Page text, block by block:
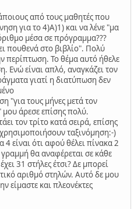
από τους μαθητές που
για το 4)Α)1) και να λένε "μα
μέσα σε πρόγραμμα???
πουθενά στο βιβλίο". Πολύ
περίπτωση. Το θέμα αυτό ήθελε
Ενώ είναι απλό, αναγκάζει τον
γιατί η διατύπωση δεν
"για τους μήνες μετά τον
μου άρεσε επίσης πολύ.
τον τρίτο κατά σειρά, επίσης
ταξινόμηση:-)
είναι ότι αφού θέλει πίνακα 2
θα αναφέρεται σε κάθε
31 στήλες έτσι? Δε μπορεί
αριθμό στηλών. Αυτό δε μου
είμαστε και πλεονέκτες